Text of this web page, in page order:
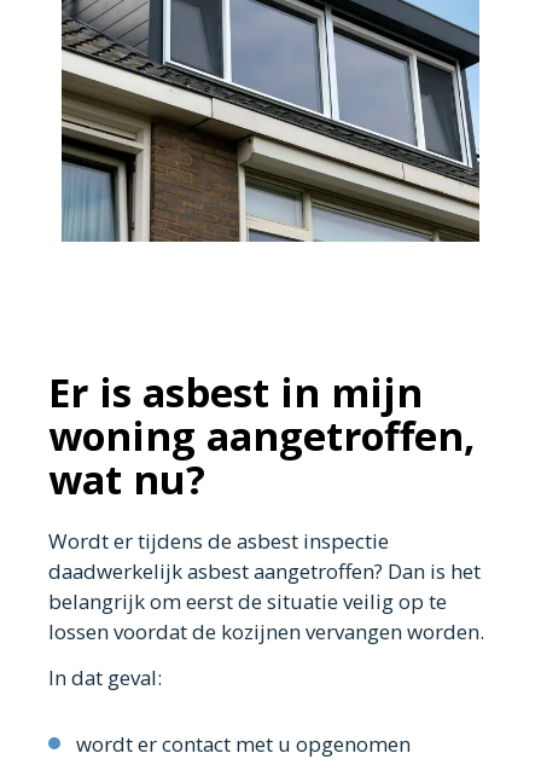
Er is asbest in mijn
woning aangetroffen,
wat nu?
Wordt er tijdens de asbest inspectie
daadwerkelijk asbest aangetroffen? Dan is het
belangrijk om eerst de situatie veilig op te
lossen voordat de kozijnen vervangen worden.
In dat geval:
wordt er contact met u opgenomen